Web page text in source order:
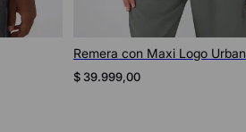
Remera con Maxi Logo Urban
Contemporary Unisex
$ 39.999,00
Vista rápida